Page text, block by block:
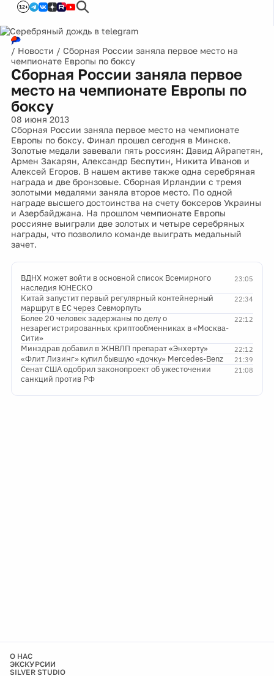
12+
/ Новости / Сборная России заняла первое место на
чемпионате Европы по боксу
Сборная России заняла первое
место на чемпионате Европы по
боксу
08 июня 2013
Сборная России заняла первое место на чемпионате
Европы по боксу. Финал прошел сегодня в Минске.
Золотые медали завевали пять россиян: Давид Айрапетян,
Армен Закарян, Александр Беспутин, Никита Иванов и
Алексей Егоров. В нашем активе также одна серебряная
награда и две бронзовые. Сборная Ирландии с тремя
золотыми медалями заняла второе место. По одной
награде высшего достоинства на счету боксеров Украины
и Азербайджана. На прошлом чемпионате Европы
россияне выиграли две золотых и четыре серебряных
награды, что позволило команде выиграть медальный
зачет.
23:05
ВДНХ может войти в основной список Всемирного
наследия ЮНЕСКО
22:34
Китай запустит первый регулярный контейнерный
маршрут в ЕС через Севморпуть
22:12
Более 20 человек задержаны по делу о
незарегистрированных криптообменниках в «Москва-
Сити»
22:12
Минздрав добавил в ЖНВЛП препарат «Энхерту»
21:39
«Флит Лизинг» купил бывшую «дочку» Mercedes-Benz
21:08
Сенат США одобрил законопроект об ужесточении
санкций против РФ
О НАС
ЭКСКУРСИИ
SILVER STUDIO